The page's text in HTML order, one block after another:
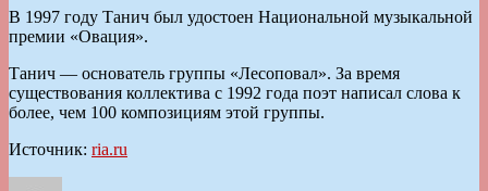
В 1997 году Танич был удостоен Национальной музыкальной
премии «Овация».
Танич — основатель группы «Лесоповал». За время
существования коллектива с 1992 года поэт написал слова к
более, чем 100 композициям этой группы.
Источник: ria.ru